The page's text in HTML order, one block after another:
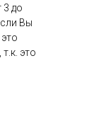
3 до
Вы
это